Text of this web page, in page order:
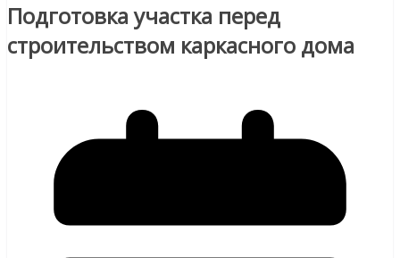
Подготовка участка перед
строительством каркасного дома